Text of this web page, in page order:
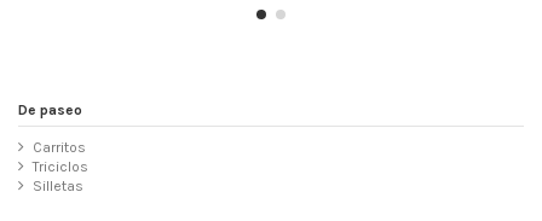
De paseo
Carritos
Triciclos
Silletas